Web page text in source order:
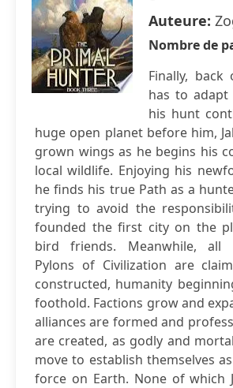
Auteure:
Nombre de
Finally, back
has to adapt
his hunt
huge open planet before him,
grown wings as he begins his
local wildlife. Enjoying his
he finds his true Path as a
trying to avoid the
founded the first city on the
bird friends. Meanwhile, all
Pylons of Civilization are
constructed, humanity
foothold. Factions grow and
alliances are formed and
are created, as godly and
move to establish themselves
force on Earth. None of which